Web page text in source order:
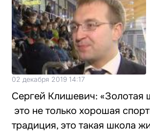
02 декабря 2019 14:17
Cергей Клишевич: «Золотая
это не только хорошая
традиция, это такая школа